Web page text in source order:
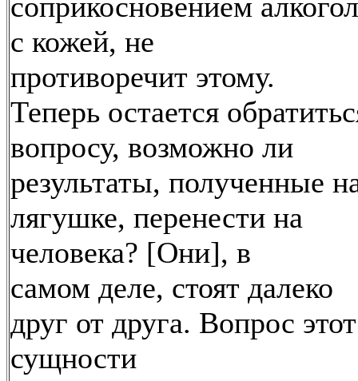
соприкосновением
с кожей, не
противоречит этому.
Теперь остается
вопросу, возможно ли
результаты, полученные
лягушке, перенести на
человека? [Они], в
самом деле, стоят далеко
друг от друга. Вопрос
сущности